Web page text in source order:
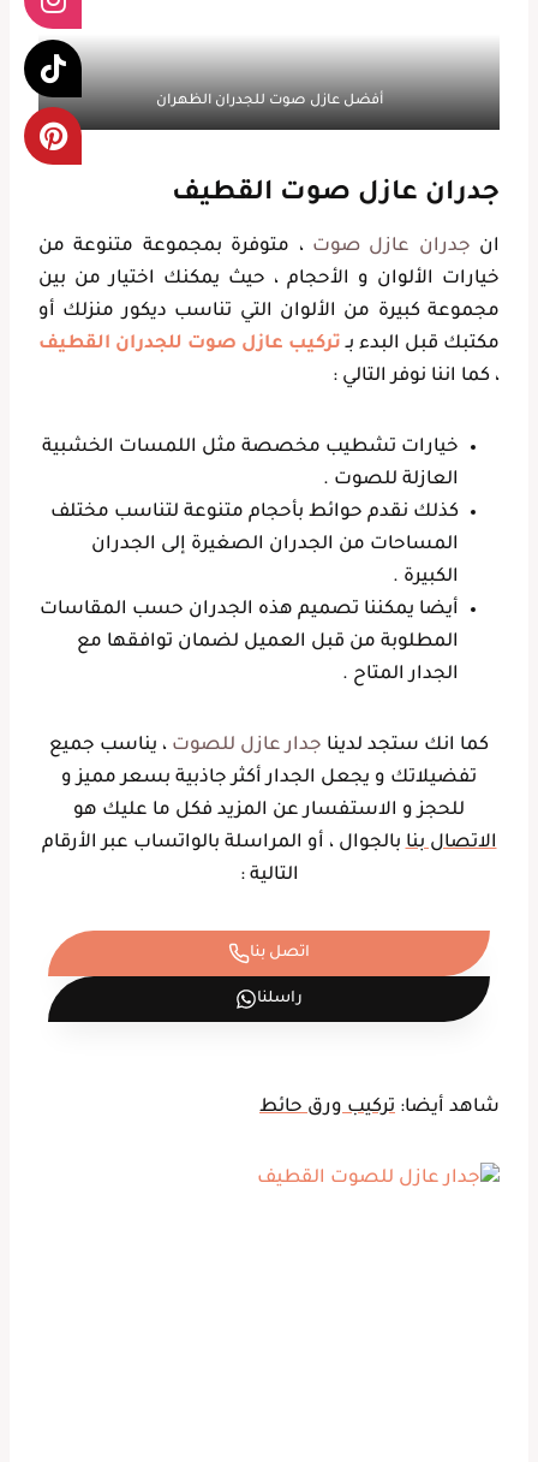
أفضل عازل صوت للجدران الظهران
جدران عازل صوت القطيف
ان جدران عازل صوت ، متوفرة بمجموعة متنوعة من
خيارات الألوان و الأحجام ، حيث يمكنك اختيار من بين
مجموعة كبيرة من الألوان التي تناسب ديكور منزلك أو
مكتبك قبل البدء بـ تركيب عازل صوت للجدران القطيف
، كما اننا نوفر التالي :
خيارات تشطيب مخصصة مثل اللمسات الخشبية
العازلة للصوت .
كذلك نقدم حوائط بأحجام متنوعة لتناسب مختلف
المساحات من الجدران الصغيرة إلى الجدران
الكبيرة .
أيضا يمكننا تصميم هذه الجدران حسب المقاسات
المطلوبة من قبل العميل لضمان توافقها مع
الجدار المتاح .
كما انك ستجد لدينا جدار عازل للصوت ، يناسب جميع
تفضيلاتك و يجعل الجدار أكثر جاذبية بسعر مميز و
للحجز و الاستفسار عن المزيد فكل ما عليك هو
الاتصال بنابالجوال ، أو المراسلة بالواتساب عبر الأرقام
التالية :
اتصل بنا
راسلنا
شاهد أيضا: تركيب ورق حائط